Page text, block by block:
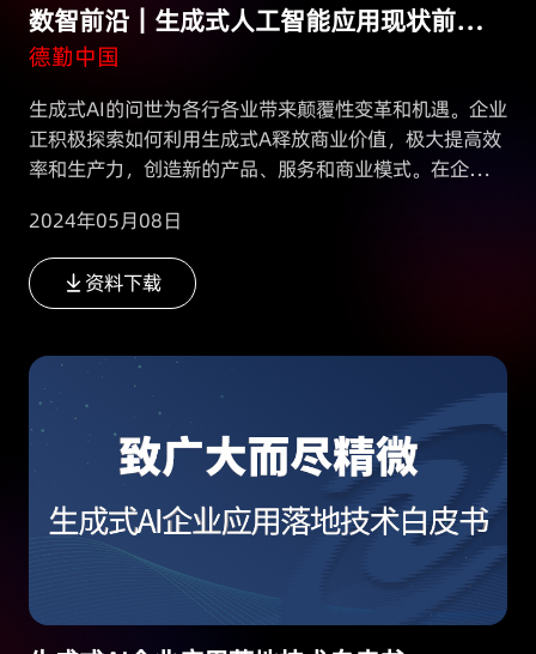
数智前沿｜生成式人工智能应用现状前沿洞察
德勤中国
生成式AI的问世为各行各业带来颠覆性变革和机遇。企业
正积极探索如何利用生成式A释放商业价值，极大提高效
率和生产力，创造新的产品、服务和商业模式。在企业领
了解生成式A的应用现状将大有裨益，
2024年05月08日
资料下载